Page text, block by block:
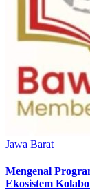
Jawa Barat
Mengenal
Ekosistem